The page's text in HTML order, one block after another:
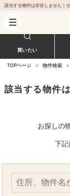
該当する物件は存在しません｜
買いたい
TOPページ > 物件検索 >
該当する物件
お探しの
下記